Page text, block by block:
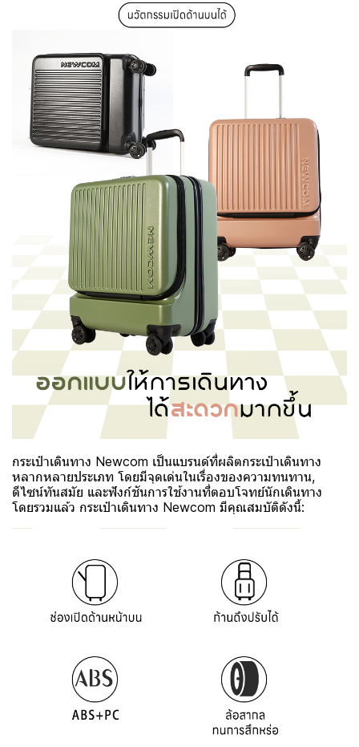
กระเป๋าเดินทาง Newcom เป็นแบรนด์ที่ผลิตกระเป๋าเดินทาง
หลากหลายประเภท โดยมีจุดเด่นในเรื่องของความทนทาน,
ดีไซน์ทันสมัย และฟังก์ชันการใช้งานที่ตอบโจทย์นักเดินทาง
โดยรวมแล้ว กระเป๋าเดินทาง Newcom มีคุณสมบัติดังนี้: